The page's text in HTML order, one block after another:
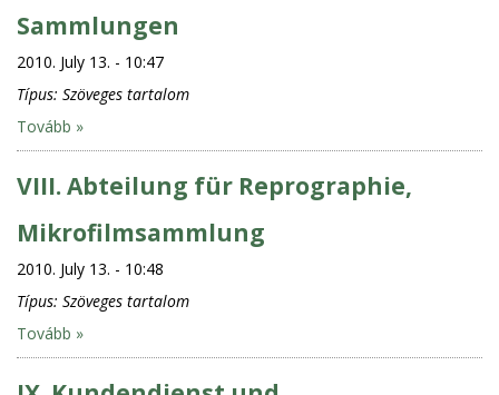
Sammlungen
2010. July 13. - 10:47
Típus: Szöveges tartalom
Tovább »
VIII. Abteilung für Reprographie,
Mikrofilmsammlung
2010. July 13. - 10:48
Típus: Szöveges tartalom
Tovább »